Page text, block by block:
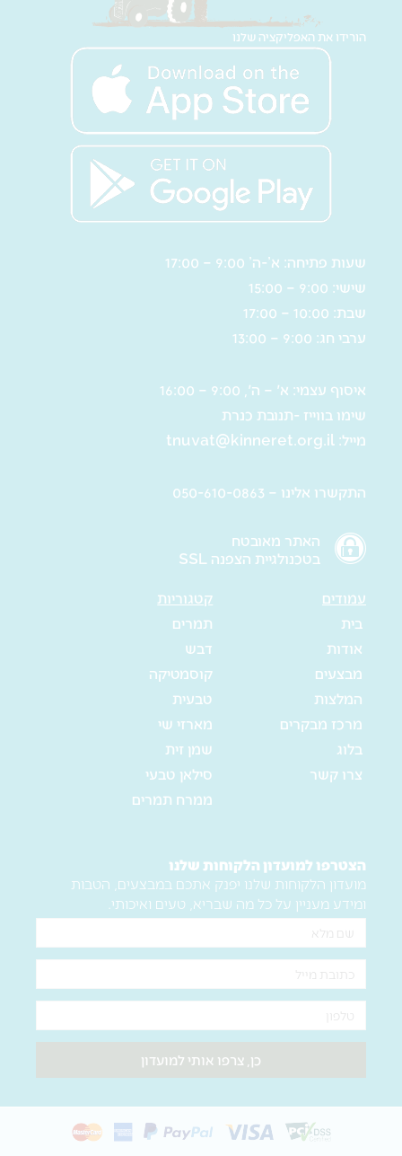
הורידו את האפליקציה שלנו
שעות פתיחה: א’-ה’ 9:00 – 17:00
שישי: 9:00 – 15:00
שבת: 10:00 – 17:00
ערבי חג: 9:00 – 13:00
איסוף עצמי: א' – ה', 9:00 – 16:00
שימו בווייז -תנובת כנרת
מייל: tnuvat@kinneret.org.il
התקשרו אלינו – 050-610-0863
האתר מאובטח
בטכנולגיית הצפנה SSL
עמודים
בית
אודות
מבצעים
המלצות
מרכז מבקרים
בלוג
צרו קשר
קטגוריות
תמרים
דבש
קוסמטיקה
טבעית
מארזי שי
שמן זית
סילאן טבעי
ממרח תמרים
הצטרפו למועדון הלקוחות שלנו
מועדון הלקוחות שלנו יפנק אתכם במבצעים, הטבות
ומידע מעניין על כל מה שבריא, טעים ואיכותי.
שם
מלא
אימייל
טלפון
כן, צרפו אותי למועדון